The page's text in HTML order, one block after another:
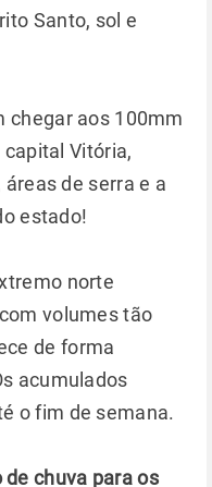
Santo, sol e
chegar aos 100mm
Vitória,
de serra e a
estado!
norte
volumes tão
de forma
acumulados
o fim de semana.
chuva para os